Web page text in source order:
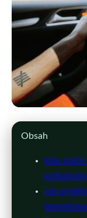
Obsah
Kdo
požadavky
Jak